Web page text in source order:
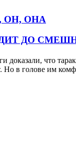
ОН, ОНА
ДО
доказали, что
Но в голове им